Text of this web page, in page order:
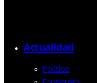
Actualidad
Política